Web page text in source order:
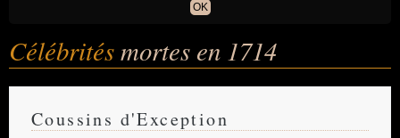
OK
Célébritésmortes en 1714
Coussins d'Exception